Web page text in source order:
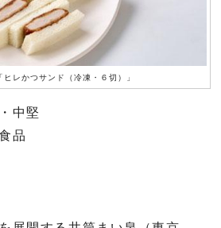
ヒレかつサンド（冷凍・６切）」
中堅
品